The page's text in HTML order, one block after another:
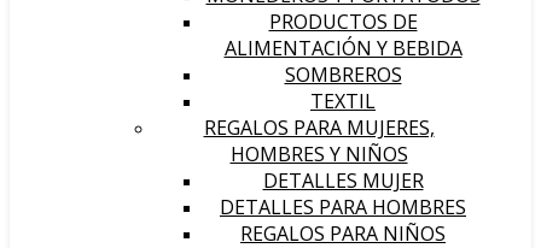
PRODUCTOS DE
ALIMENTACIÓN Y BEBIDA
SOMBREROS
TEXTIL
REGALOS PARA MUJERES,
HOMBRES Y NIÑOS
DETALLES MUJER
DETALLES PARA HOMBRES
REGALOS PARA NIÑOS